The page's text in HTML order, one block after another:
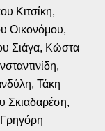
Κιτσίκη,
Οικονόμου,
Σιάγα, Κώστα
Τάκη
Σκιαδαρέση,